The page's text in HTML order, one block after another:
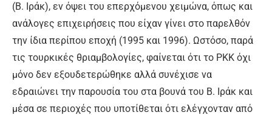
(Β. Ιράκ), εν όψει του επερχόμενου χειμώνα, όπως και
ανάλογες επιχειρήσεις που είχαν γίνει στο παρελθόν
την ίδια περίπου εποχή (1995 και 1996). Ωστόσο, παρά
τις τουρκικές θριαμβολογίες, φαίνεται ότι το PKK όχι
μόνο δεν εξουδετερώθηκε αλλά συνέχισε να
εδραιώνει την παρουσία του στα βουνά του Β. Ιράκ και
μέσα σε περιοχές που υποτίθεται ότι ελέγχονταν από